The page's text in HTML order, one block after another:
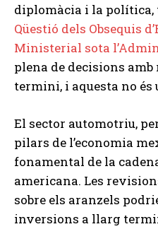
diplomàcia i la política,
Qüestió dels Obsequis
Ministerial sota
plena de decisions
termini, i aquesta no és
El sector automotriu,
pilars de l’economia
fonamental de la
americana. Les
sobre els aranzels
inversions a llarg